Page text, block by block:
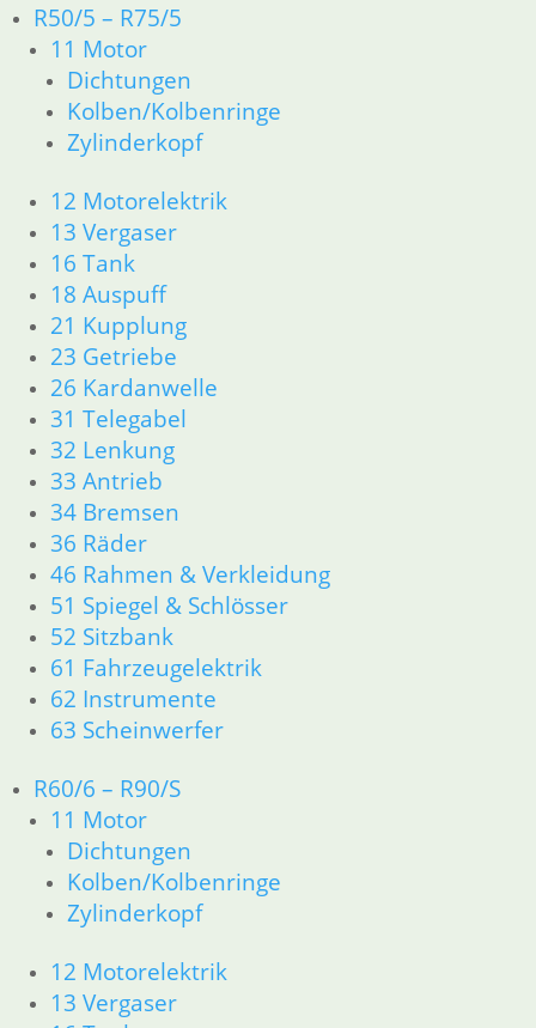
R50/5 – R75/5
11 Motor
Dichtungen
Kolben/Kolbenringe
Zylinderkopf
12 Motorelektrik
13 Vergaser
16 Tank
18 Auspuff
21 Kupplung
23 Getriebe
26 Kardanwelle
31 Telegabel
32 Lenkung
33 Antrieb
34 Bremsen
36 Räder
46 Rahmen & Verkleidung
51 Spiegel & Schlösser
52 Sitzbank
61 Fahrzeugelektrik
62 Instrumente
63 Scheinwerfer
R60/6 – R90/S
11 Motor
Dichtungen
Kolben/Kolbenringe
Zylinderkopf
12 Motorelektrik
13 Vergaser
12 Motorelektrik
13 Vergaser
16 Tank
18 Auspuff
21 Kupplung
23 Getriebe
26 Kardanwelle
31 Telegabel
32 Lenkung
33 Antrieb
34 Bremsen
36 Räder
46 Rahmen & Verkleidung
51 Spiegel & Schlösser
61 Fahrzeugelektrik
62 Instrumente
63 Scheinwerfer
R50/5 – R75/5
11 Motor
Dichtungen
Kolben/Kolbenringe
Zylinderkopf
12 Motorelektrik
13 Vergaser
16 Tank
18 Auspuff
21 Kupplung
26 Kardanwelle
31 Telegabel
32 Lenkung
33 Antrieb
34 Bremsen
36 Räder
46 Rahmen & Verkleidung
51 Spiegel & Schlösser
52 Sitzbank